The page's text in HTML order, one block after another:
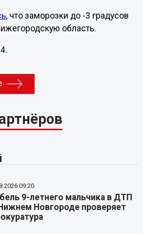
, что заморозки до -3 градусов
область.
09:20
9-летнего мальчика в ДТП
Новгороде проверяет